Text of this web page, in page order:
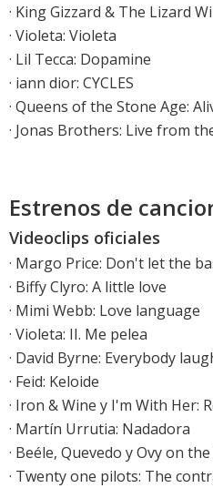
· King Gizzard & The Lizard
· Violeta: Violeta
· Lil Tecca: Dopamine
· iann dior: CYCLES
· Queens of the Stone Age:
· Jonas Brothers: Live from
Estrenos de
Videoclips oficiales
· Margo Price: Don't let the
· Biffy Clyro: A little love
· Mimi Webb: Love language
· Violeta: II. Me pelea
· David Byrne: Everybody
· Feid: Keloide
· Iron & Wine y I'm With Her:
· Martín Urrutia: Nadadora
· Beéle, Quevedo y Ovy on
· Twenty one pilots: The